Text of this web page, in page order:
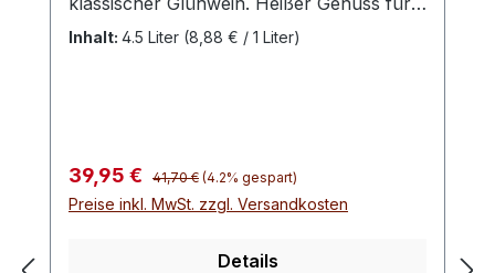
kalte Wintertage: Wärmt von innen, duftet
dunklen Waldfrüchten und Kirsche.
Dezente Süße. Tipp: Mit Orangenscheiben
Inhalt: 4.5 Liter (8,88 € / 1 Liter)
Verkaufspreis:
39,95 € Regulärer Preis:
41,70 € (4.2% gespart)
Preise inkl. MwSt. zzgl. Versandkosten
Details